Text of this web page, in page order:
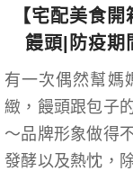
【宅配美食
饅頭|防疫期
有一次偶然幫媽
緻，饅頭跟包子
～品牌形象做得
發酵以及熱忱，